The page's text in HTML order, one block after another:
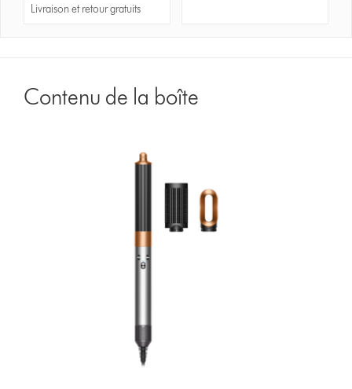
Livraison et retour gratuits
Contenu de la boîte